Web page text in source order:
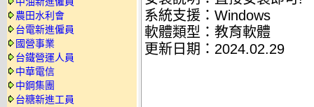
農田水利會
台電新進僱員
國營事業
台鐵營運人員
中華電信
中鋼集團
台糖新進工員
系統支援：Windows
軟體類型：教育軟體
更新日期：2024.02.29